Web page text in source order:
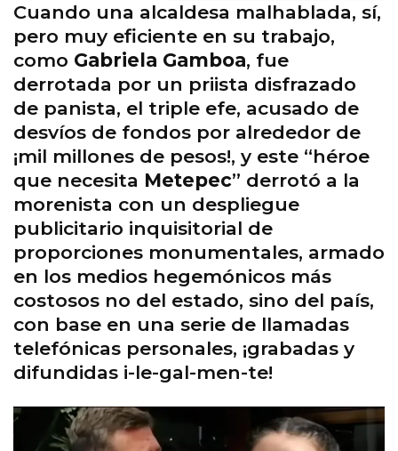
Cuando una alcaldesa malhablada, sí,
pero muy eficiente en su trabajo,
como Gabriela Gamboa, fue
derrotada por un priista disfrazado
de panista, el triple efe, acusado de
desvíos de fondos por alrededor de
¡mil millones de pesos!, y este “héroe
que necesita Metepec” derrotó a la
morenista con un despliegue
publicitario inquisitorial de
proporciones monumentales, armado
en los medios hegemónicos más
costosos no del estado, sino del país,
con base en una serie de llamadas
telefónicas personales, ¡grabadas y
difundidas i-le-gal-men-te!